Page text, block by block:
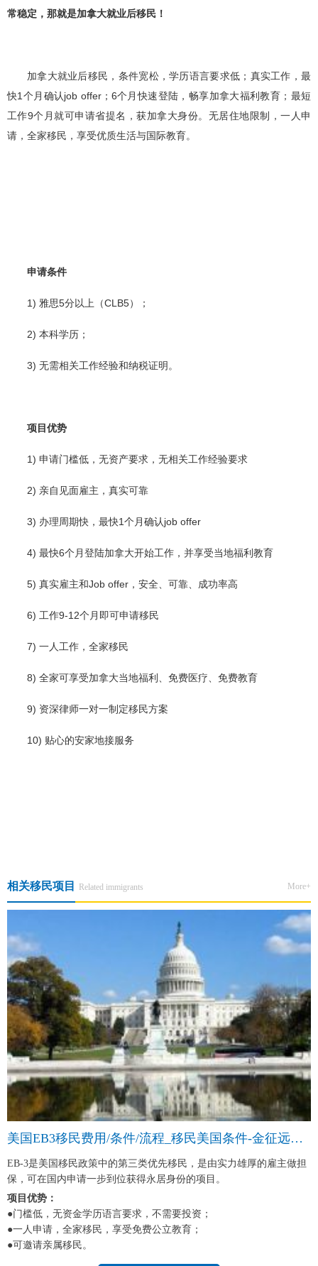
常稳定，那就是加拿大就业后移民！
加拿大就业后移民，条件宽松，学历语言要求低；真实工作，最
快1个月确认job offer；6个月快速登陆，畅享加拿大福利教育；最短
工作9个月就可申请省提名，获加拿大身份。无居住地限制，一人申
请，全家移民，享受优质生活与国际教育。
申请条件
1) 雅思5分以上（CLB5）；
2) 本科学历‍；
3) 无需相关工作经验和纳税证明。
项目优势
1) 申请门槛低，无资产要求，无相关工作经验要求
2) 亲自见面雇主，真实可靠
3) 办理周期快，最快1个月确认job offer
4) 最快6个月登陆加拿大开始工作，并享受当地福利教育
5) 真实雇主和Job offer，安全、可靠、成功率高
6) 工作9-12个月即可申请移民
7) 一人工作，全家移民
8) 全家可享受加拿大当地福利、免费医疗、免费教育
9) 资深律师一对一制定移民方案
10) 贴心的安家地接服务
相关移民项目 Related immigrants More+
美国EB3移民费用/条件/流程_移民美国条件-金征远皇家移民中介
EB-3是美国移民政策中的第三类优先移民，是由实力雄厚的雇主做担
保，可在国内申请一步到位获得永居身份的项目。
项目优势：
●门槛低，无资金学历语言要求，不需要投资；
●一人申请，全家移民，享受免费公立教育；
●可邀请亲属移民。